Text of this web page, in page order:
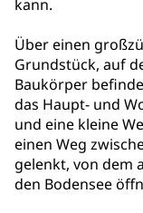
kann.
Über einen
Grundstück, auf
Baukörper
das Haupt- und
und eine kleine
einen Weg
gelenkt, von dem
den Bodensee